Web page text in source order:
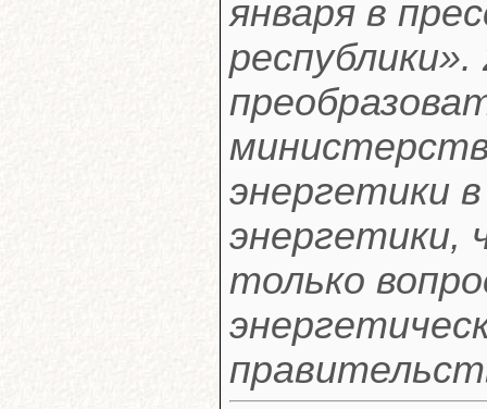
января в
энергетики
энергетики,
только